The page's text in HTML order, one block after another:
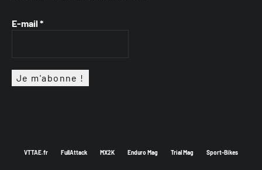
E-mail *
VTTAE.fr FullAttack MX2K Enduro Mag Trial Mag Sport-Bikes